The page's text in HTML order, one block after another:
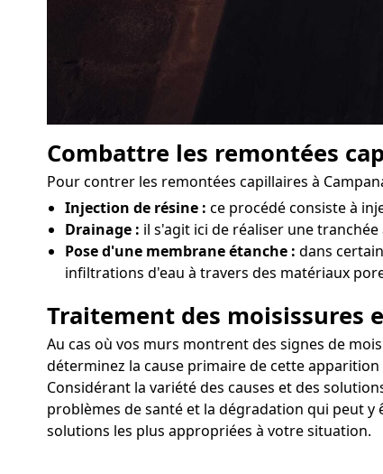
Combattre les remontées
Pour contrer les remontées capillaires à
Injection de résine : ce procédé consiste à
Drainage : il s'agit ici de réaliser une
Pose d'une membrane étanche : dans
infiltrations d'eau à travers des matériaux
Traitement des moisissures
Au cas où vos murs montrent des signes de
déterminez la cause primaire de cette
Considérant la variété des causes et des
problèmes de santé et la dégradation qui peut
solutions les plus appropriées à votre situation.